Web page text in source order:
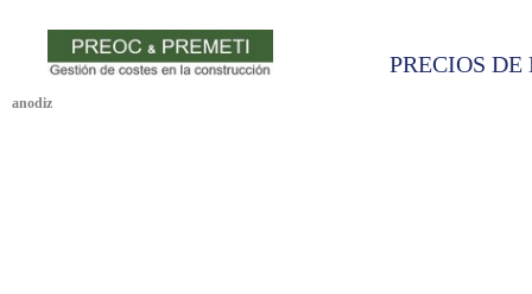
PRECIOS
anodiz